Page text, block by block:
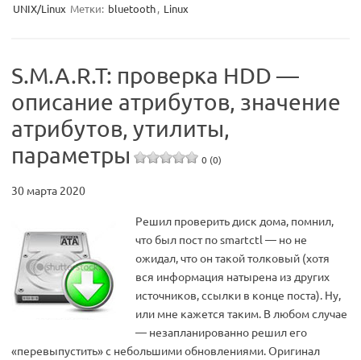
UNIX/Linux Метки: bluetooth, Linux
S.M.A.R.T: проверка HDD —
описание атрибутов, значение
атрибутов, утилиты,
параметры
0 (0)
30 марта 2020
Решил проверить диск дома, помнил,
что был пост по smartctl — но не
ожидал, что он такой толковый (хотя
вся информация натырена из других
источников, ссылки в конце поста). Ну,
или мне кажется таким. В любом случае
— незапланированно решил его
«перевыпустить» с небольшими обновлениями. Оригинал